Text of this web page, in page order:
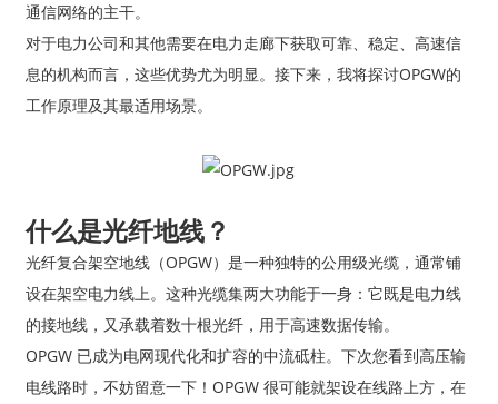
通信网络的主干。
对于电力公司和其他需要在电力走廊下获取可靠、稳定、高速信
息的机构而言，这些优势尤为明显。接下来，我将探讨OPGW的
工作原理及其最适用场景。
什么是光纤地线？
光纤复合架空地线（OPGW）是一种独特的公用级光缆，通常铺
设在架空电力线上。这种光缆集两大功能于一身：它既是电力线
的接地线，又承载着数十根光纤，用于高速数据传输。
OPGW 已成为电网现代化和扩容的中流砥柱。下次您看到高压输
电线路时，不妨留意一下！OPGW 很可能就架设在线路上方，在